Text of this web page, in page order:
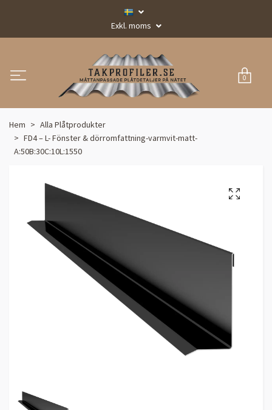
Exkl. moms
0
Hem
Alla Plåtprodukter
FD4 – L- Fönster & dörromfattning-varmvit-matt-
A:50B:30C:10L:1550